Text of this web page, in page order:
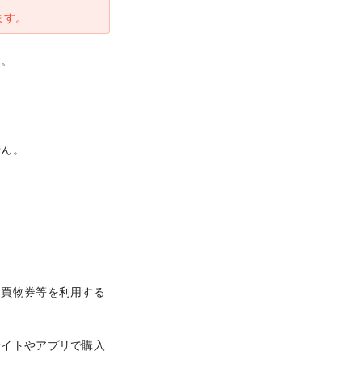
。
。
物券等を利用する
トやアプリで購入